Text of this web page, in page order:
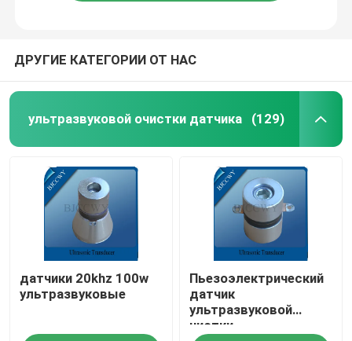
ДРУГИЕ КАТЕГОРИИ ОТ НАС
ультразвуковой очистки датчика (129)
датчики 20khz 100w
ультразвуковые
Пьезоэлектрический
датчик
ультразвуковой
чистки